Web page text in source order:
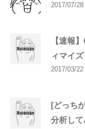
2017/07/28
【速報
ィマイ
2017/03/22
[どっち
分析して